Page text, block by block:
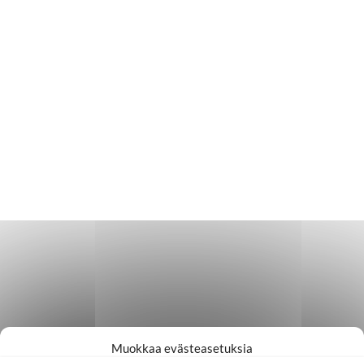
Muokkaa evästeasetuksia